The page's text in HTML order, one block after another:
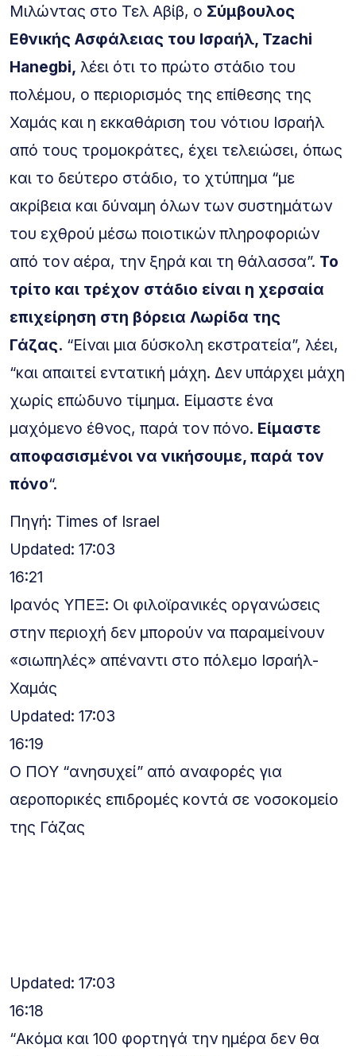
Μιλώντας στο Τελ Αβίβ, ο Σύμβουλος
Εθνικής Ασφάλειας του Ισραήλ, Tzachi
Hanegbi, λέει ότι το πρώτο στάδιο του
πολέμου, ο περιορισμός της επίθεσης της
Χαμάς και η εκκαθάριση του νότιου Ισραήλ
από τους τρομοκράτες, έχει τελειώσει, όπως
και το δεύτερο στάδιο, το χτύπημα “με
ακρίβεια και δύναμη όλων των συστημάτων
του εχθρού μέσω ποιοτικών πληροφοριών
από τον αέρα, την ξηρά και τη θάλασσα”. Το
τρίτο και τρέχον στάδιο είναι η χερσαία
επιχείρηση στη βόρεια Λωρίδα της
Γάζας. “Είναι μια δύσκολη εκστρατεία”, λέει,
“και απαιτεί εντατική μάχη. Δεν υπάρχει μάχη
χωρίς επώδυνο τίμημα. Είμαστε ένα
μαχόμενο έθνος, παρά τον πόνο. Είμαστε
αποφασισμένοι να νικήσουμε, παρά τον
πόνο“.
Πηγή: Times of Israel
Updated: 17:03
16:21
Ιρανός ΥΠΕΞ: Οι φιλοϊρανικές οργανώσεις
στην περιοχή δεν μπορούν να παραμείνουν
«σιωπηλές» απέναντι στο πόλεμο Ισραήλ-
Χαμάς
Updated: 17:03
16:19
Ο ΠΟΥ “ανησυχεί” από αναφορές για
αεροπορικές επιδρομές κοντά σε νοσοκομείο
της Γάζας
Updated: 17:03
16:18
“Ακόμα και 100 φορτηγά την ημέρα δεν θα